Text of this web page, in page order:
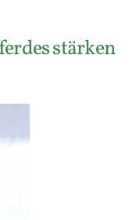
stärken